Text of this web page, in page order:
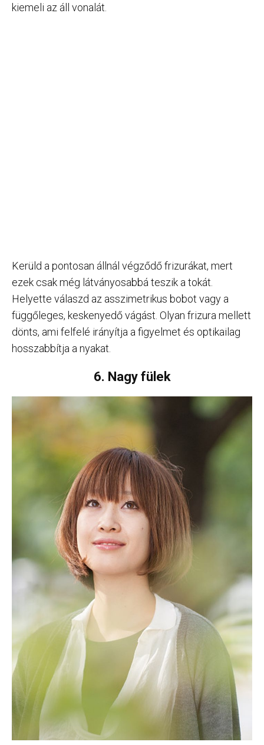
kiemeli az áll vonalát.
Kerüld a pontosan állnál végződő frizurákat, mert
ezek csak még látványosabbá teszik a tokát.
Helyette válaszd az asszimetrikus bobot vagy a
függőleges, keskenyedő vágást. Olyan frizura mellett
dönts, ami felfelé irányítja a figyelmet és optikailag
hosszabbítja a nyakat.
6. Nagy fülek